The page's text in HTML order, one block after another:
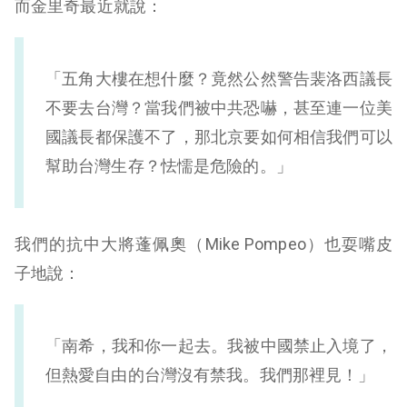
而金里奇最近就說：
「五角大樓在想什麼？竟然公然警告裴洛西議長
不要去台灣？當我們被中共恐嚇，甚至連一位美
國議長都保護不了，那北京要如何相信我們可以
幫助台灣生存？怯懦是危險的。」
我們的抗中大將蓬佩奧（Mike Pompeo）也耍嘴皮
子地說：
「南希，我和你一起去。我被中國禁止入境了，
但熱愛自由的台灣沒有禁我。我們那裡見！」